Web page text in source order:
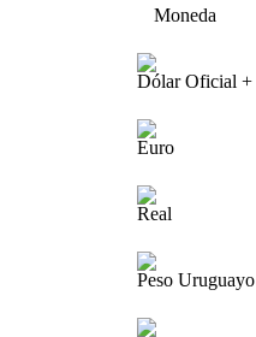
Moneda
Dólar Oficial +
Euro
Real
Peso Uruguayo